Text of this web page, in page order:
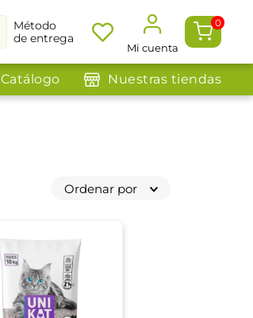
Método
de entrega
Mi cuenta
0
Catálogo Nuestras tiendas
Ordenar por